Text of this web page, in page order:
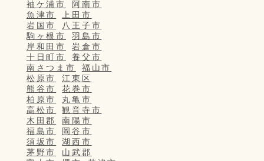
袖ケ浦市
阿南市
魚津市
上田市
岩国市
八王子市
駒ヶ根市
羽島市
岸和田市
岩倉市
十日町市
養父市
南さつま市
福山市
松原市
江東区
熊谷市
花巻市
柏原市
丸亀市
高松市
観音寺市
木田郡
南陽市
福島市
岡谷市
須坂市
湖西市
茅野市
山武郡